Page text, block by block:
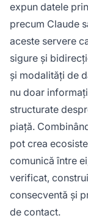
expun datele
precum Claude
aceste servere
sigure și
și modalități de
nu doar
structurate
piață.
pot crea
comunică între
verificat,
consecventă și
de contact.